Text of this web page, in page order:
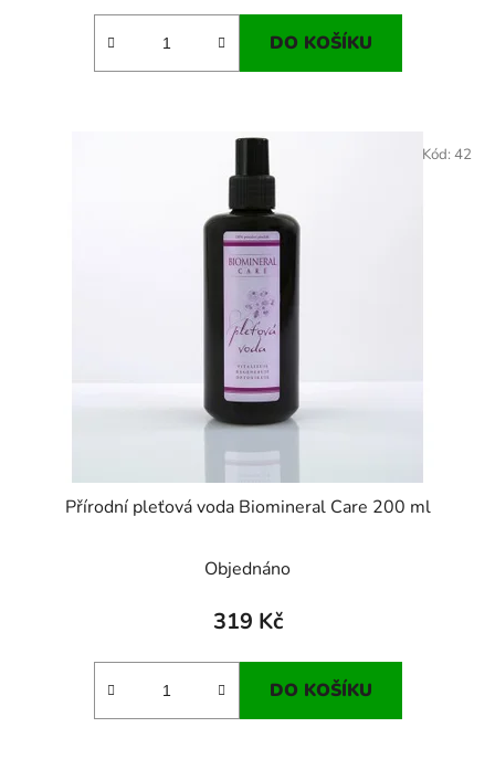
DO KOŠÍKU
Přírodní pleťová voda Biomineral Care 200 ml
Objednáno
319 Kč
DO KOŠÍKU
Kód: 42